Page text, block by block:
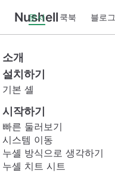
Nushell
문서 쿡북 블로그
소개
설치하기
기본 셸
시작하기
빠른 둘러보기
시스템 이동
누셸 방식으로 생각하기
누셸 치트 시트